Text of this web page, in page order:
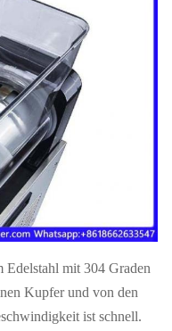
Kühlmittel
Antriebs-Modus
N.W
UHRKETTE
Shanghai
Edelstahl mit 304 Graden
Kupfer und von den
ist schnell.